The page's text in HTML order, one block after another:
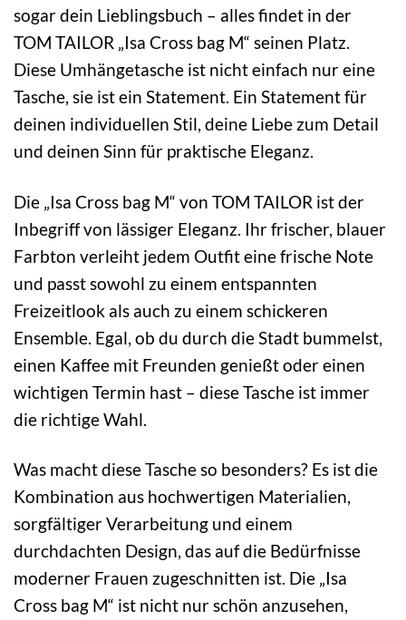
sogar dein Lieblingsbuch – alles findet in der
TOM TAILOR „Isa Cross bag M“ seinen Platz.
Diese Umhängetasche ist nicht einfach nur eine
Tasche, sie ist ein Statement. Ein Statement für
deinen individuellen Stil, deine Liebe zum Detail
und deinen Sinn für praktische Eleganz.
Die „Isa Cross bag M“ von TOM TAILOR ist der
Inbegriff von lässiger Eleganz. Ihr frischer, blauer
Farbton verleiht jedem Outfit eine frische Note
und passt sowohl zu einem entspannten
Freizeitlook als auch zu einem schickeren
Ensemble. Egal, ob du durch die Stadt bummelst,
einen Kaffee mit Freunden genießt oder einen
wichtigen Termin hast – diese Tasche ist immer
die richtige Wahl.
Was macht diese Tasche so besonders? Es ist die
Kombination aus hochwertigen Materialien,
sorgfältiger Verarbeitung und einem
durchdachten Design, das auf die Bedürfnisse
moderner Frauen zugeschnitten ist. Die „Isa
Cross bag M“ ist nicht nur schön anzusehen,